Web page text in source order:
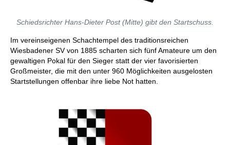
Schiedsrichter Hans-Dieter Post (Mitte) gibt den Startschuss.
Im vereinseigenen Schachtempel des traditionsreichen
Wiesbadener SV von 1885 scharten sich fünf Amateure um den
gewaltigen Pokal für den Sieger statt der vier favorisierten
Großmeister, die mit den unter 960 Möglichkeiten ausgelosten
Startstellungen offenbar ihre liebe Not hatten.